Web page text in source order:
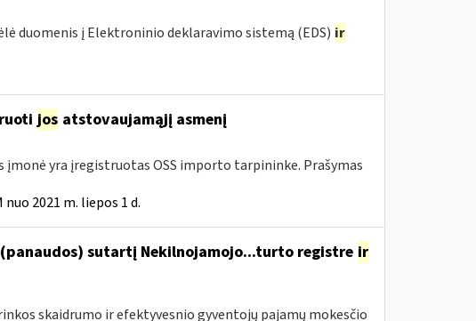
duomenis į Elektroninio deklaravimo sistemą (EDS) ir
jos atstovaujamąjį asmenį
įmonė yra įregistruotas OSS importo tarpininke. Prašymas
nuo 2021 m. liepos 1 d.
sutartį Nekilnojamojo...turto registre ir
skaidrumo ir efektyvesnio gyventojų pajamų mokesčio